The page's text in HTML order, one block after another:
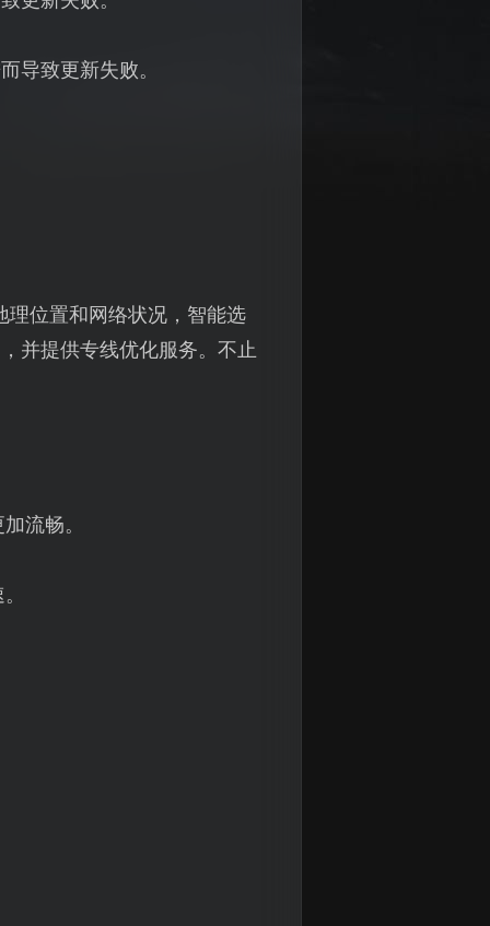
导致更新失败。
理位置和网络状况，智能选
并提供专线优化服务。不止
流畅。